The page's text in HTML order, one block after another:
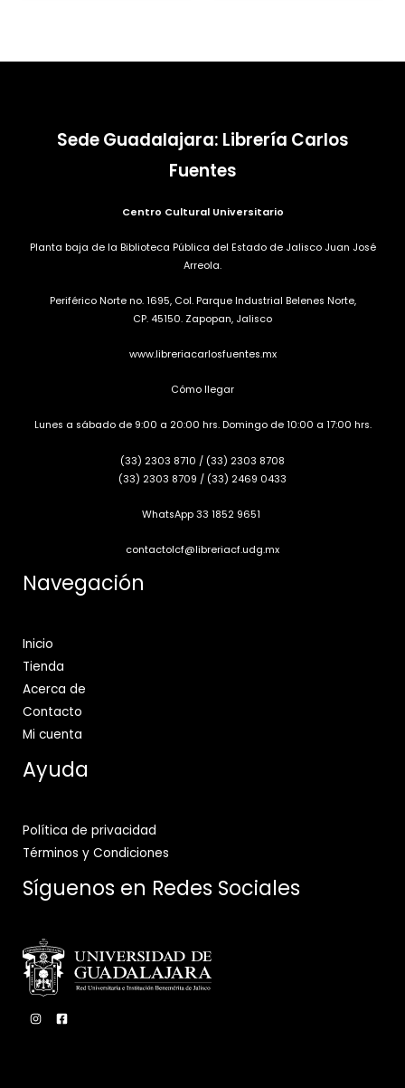
Sede Guadalajara: Librería Carlos
Fuentes
Centro Cultural Universitario
Planta baja de la Biblioteca Pública del Estado de Jalisco Juan José
Arreola.
Periférico Norte no. 1695, Col. Parque Industrial Belenes Norte,
CP. 45150. Zapopan, Jalisco
www.libreriacarlosfuentes.mx
Cómo llegar
Lunes a sábado de 9:00 a 20:00 hrs. Domingo de 10:00 a 17:00 hrs.
(33) 2303 8710 / (33) 2303 8708
(33) 2303 8709 / (33) 2469 0433
WhatsApp 33 1852 9651
contactolcf@libreriacf.udg.mx
Navegación
Inicio
Tienda
Acerca de
Contacto
Mi cuenta
Ayuda
Política de privacidad
Términos y Condiciones
Síguenos en Redes Sociales